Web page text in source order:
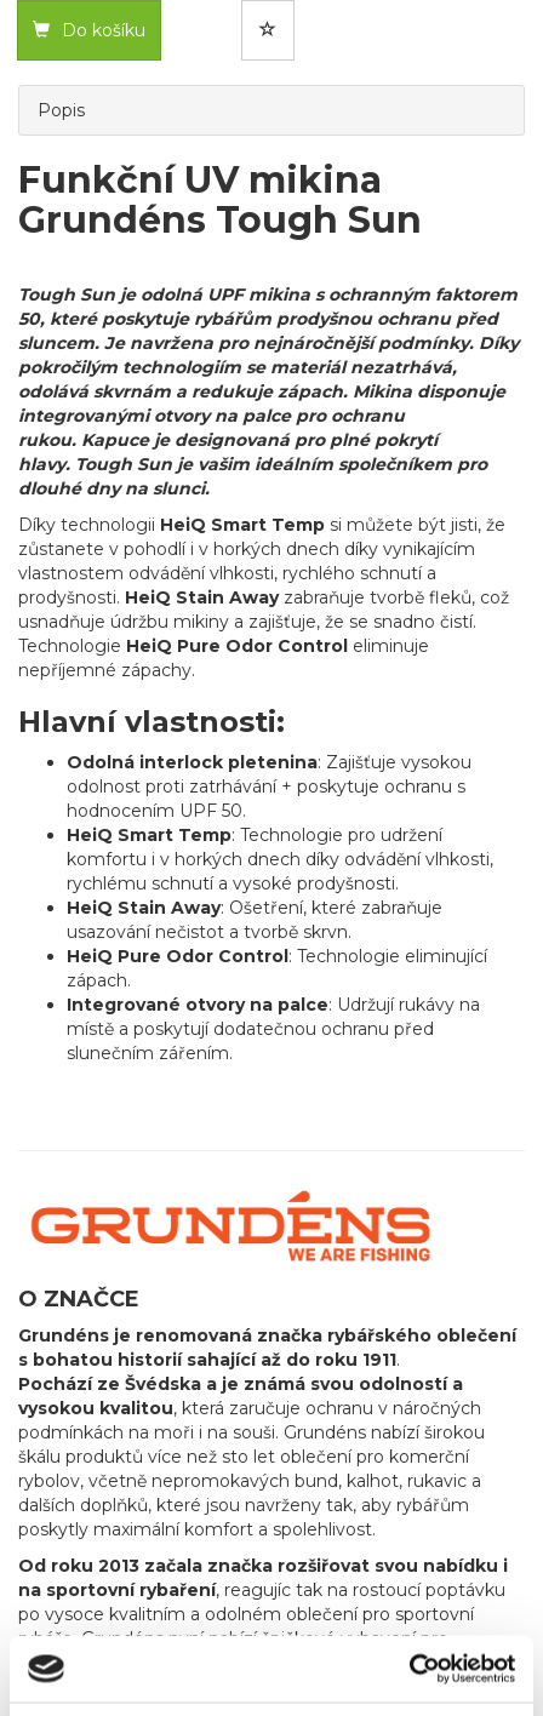
Do košíku
Popis
Funkční UV mikina
Grundéns Tough Sun
Tough Sun je odolná UPF mikina s ochranným faktorem
50, které poskytuje rybářům prodyšnou ochranu před
sluncem. Je navržena pro nejnáročnější podmínky. Díky
pokročilým technologiím se materiál nezatrhává,
odolává skvrnám a redukuje zápach. Mikina disponuje
integrovanými otvory na palce pro ochranu
rukou. Kapuce je designovaná pro plné pokrytí
hlavy. Tough Sun je vašim ideálním společníkem pro
dlouhé dny na slunci.
Díky technologii HeiQ Smart Temp si můžete být jisti, že
zůstanete v pohodlí i v horkých dnech díky vynikajícím
vlastnostem odvádění vlhkosti, rychlého schnutí a
prodyšnosti. HeiQ Stain Awayzabraňuje tvorbě fleků, což
usnadňuje údržbu mikiny a zajišťuje, že se snadno čistí.
Technologie HeiQ Pure Odor Control eliminuje
nepříjemné zápachy.
Hlavní vlastnosti:
Odolná interlock pletenina: Zajišťuje vysokou
odolnost proti zatrhávání + poskytuje ochranu s
hodnocením UPF 50.
HeiQ Smart Temp: Technologie pro udržení
komfortu i v horkých dnech díky odvádění vlhkosti,
rychlému schnutí a vysoké prodyšnosti.
HeiQ Stain Away: Ošetření, které zabraňuje
usazování nečistot a tvorbě skrvn.
HeiQ Pure Odor Control: Technologie eliminující
zápach.
Integrované otvory na palce: Udržují rukávy na
místě a poskytují dodatečnou ochranu před
slunečním zářením.
O ZNAČCE
Grundéns je renomovaná značka rybářského oblečení
s bohatou historií sahající až do roku 1911.
Pochází ze Švédska a je známá svou odolností a
vysokou kvalitou, která zaručuje ochranu v náročných
podmínkách na moři i na souši. Grundéns nabízí širokou
škálu produktů více než sto let oblečení pro komerční
rybolov, včetně nepromokavých bund, kalhot, rukavic a
dalších doplňků, které jsou navrženy tak, aby rybářům
poskytly maximální komfort a spolehlivost.
Od roku 2013 začala značka rozšiřovat svou nabídku i
na sportovní rybaření, reagujíc tak na rostoucí poptávku
po vysoce kvalitním a odolném oblečení pro sportovní
rybáře. Grundéns nyní nabízí špičkové vybavení pro
muškaření a přívlač, které splňuje náročné požadavky
rybářů hledajících precizní a spolehlivé produkty.
Produkty